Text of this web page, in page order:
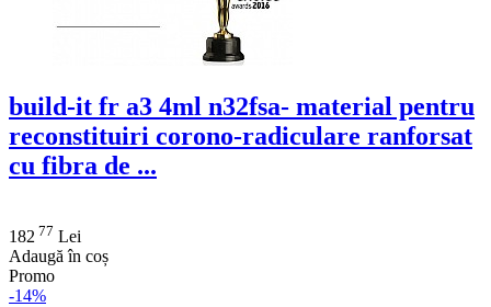
build-it fr a3 4ml n32fsa- material pentru
reconstituiri corono-radiculare ranforsat
cu fibra de ...
182 77 Lei
Adaugă în coș
Promo
-14%